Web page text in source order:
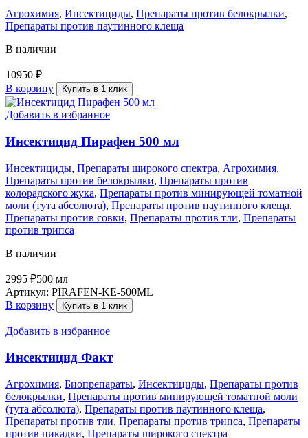
Агрохимия, Инсектициды, Препараты против белокрылки,
Препараты против паутинного клеща
В наличии
10950 ₽
В корзину
Купить в 1 клик
Добавить в избранное
Инсектицид Пирафен 500 мл
Инсектициды, Препараты широкого спектра, Агрохимия,
Препараты против белокрылки, Препараты против
колорадского жука, Препараты против минирующей томатной
моли (тута абсолюта), Препараты против паутинного клеща,
Препараты против совки, Препараты против тли, Препараты
против трипса
В наличии
2995 ₽500 мл
Артикул: PIRAFEN-KE-500ML
В корзину
Купить в 1 клик
Добавить в избранное
Инсектицид Факт
Агрохимия, Биопрепараты, Инсектициды, Препараты против
белокрылки, Препараты против минирующей томатной моли
(тута абсолюта), Препараты против паутинного клеща,
Препараты против тли, Препараты против трипса, Препараты
против цикадки, Препараты широкого спектра